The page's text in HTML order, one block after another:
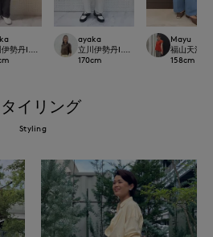
伊勢丹I.T.'S.international
ayaka
立川伊勢丹I.T.'S.international
170cm
Mayu
福山天満
158cm
イリング
Styling